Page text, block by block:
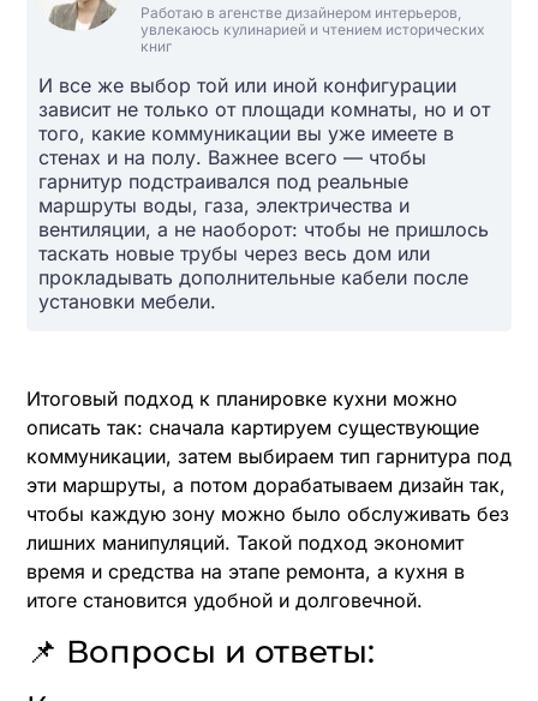
Работаю в агенстве дизайнером интерьеров,
увлекаюсь кулинарией и чтением исторических
книг
И все же выбор той или иной конфигурации
зависит не только от площади комнаты, но и от
того, какие коммуникации вы уже имеете в
стенах и на полу. Важнее всего — чтобы
гарнитур подстраивался под реальные
маршруты воды, газа, электричества и
вентиляции, а не наоборот: чтобы не пришлось
таскать новые трубы через весь дом или
прокладывать дополнительные кабели после
установки мебели.
Итоговый подход к планировке кухни можно
описать так: сначала картируем существующие
коммуникации, затем выбираем тип гарнитура под
эти маршруты, а потом дорабатываем дизайн так,
чтобы каждую зону можно было обслуживать без
лишних манипуляций. Такой подход экономит
время и средства на этапе ремонта, а кухня в
итоге становится удобной и долговечной.
📌 Вопросы и ответы: